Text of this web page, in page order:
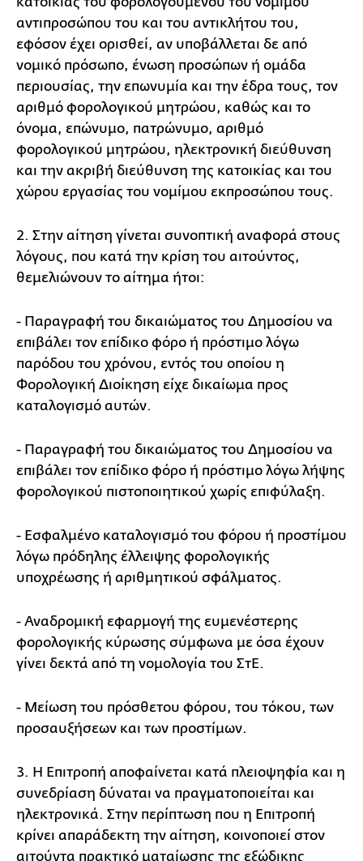
αντιπροσώπου του και του αντικλήτου του,
εφόσον έχει ορισθεί, αν υποβάλλεται δε από
νομικό πρόσωπο, ένωση προσώπων ή ομάδα
περιουσίας, την επωνυμία και την έδρα τους, τον
αριθμό φορολογικού μητρώου, καθώς και το
όνομα, επώνυμο, πατρώνυμο, αριθμό
φορολογικού μητρώου, ηλεκτρονική διεύθυνση
και την ακριβή διεύθυνση της κατοικίας και του
χώρου εργασίας του νομίμου εκπροσώπου τους.
2. Στην αίτηση γίνεται συνοπτική αναφορά στους
λόγους, που κατά την κρίση του αιτούντος,
θεμελιώνουν το αίτημα ήτοι:
- Παραγραφή του δικαιώματος του Δημοσίου να
επιβάλει τον επίδικο φόρο ή πρόστιμο λόγω
παρόδου του χρόνου, εντός του οποίου η
Φορολογική Διοίκηση είχε δικαίωμα προς
καταλογισμό αυτών.
- Παραγραφή του δικαιώματος του Δημοσίου να
επιβάλει τον επίδικο φόρο ή πρόστιμο λόγω λήψης
φορολογικού πιστοποιητικού χωρίς επιφύλαξη.
- Εσφαλμένο καταλογισμό του φόρου ή προστίμου
λόγω πρόδηλης έλλειψης φορολογικής
υποχρέωσης ή αριθμητικού σφάλματος.
- Αναδρομική εφαρμογή της ευμενέστερης
φορολογικής κύρωσης σύμφωνα με όσα έχουν
γίνει δεκτά από τη νομολογία του ΣτΕ.
- Μείωση του πρόσθετου φόρου, του τόκου, των
προσαυξήσεων και των προστίμων.
3. Η Επιτροπή αποφαίνεται κατά πλειοψηφία και η
συνεδρίαση δύναται να πραγματοποιείται και
ηλεκτρονικά. Στην περίπτωση που η Επιτροπή
κρίνει απαράδεκτη την αίτηση, κοινοποιεί στον
αιτούντα πρακτικό ματαίωσης της εξώδικης